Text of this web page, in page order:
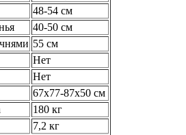
48-54 см
40-50 см
55 см
Нет
Нет
67х77-87х50 см
180 кг
7,2 кг